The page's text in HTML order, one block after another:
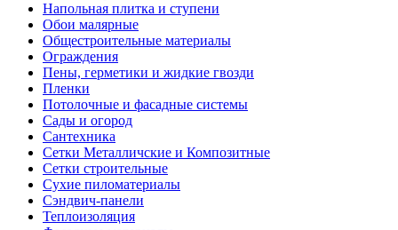
Напольная плитка и ступени
Обои малярные
Общестроительные материалы
Ограждения
Пены, герметики и жидкие гвозди
Пленки
Потолочные и фасадные системы
Сады и огород
Сантехника
Сетки Металличские и Композитные
Сетки строительные
Сухие пиломатериалы
Сэндвич-панели
Теплоизоляция